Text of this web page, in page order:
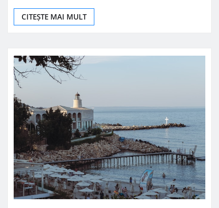
CITEȘTE MAI MULT